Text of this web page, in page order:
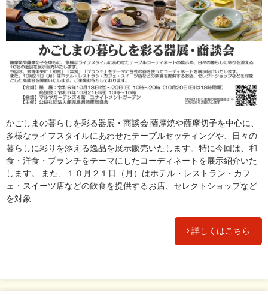
かごしまの暮らしを彩る器展・商談会 薩摩焼や薩摩切子を中心に、
多様なライフスタイルにあわせたテーブルセッティングや、日々の
暮らしに彩りを添える逸品を展示販売いたします。特に今回は、和
食・洋食・ブランチをテーマにしたコーディネートを展示紹介いた
します。 また、１０月２１日（月）はホテル・レストラン・カフ
ェ・スイーツ店などの飲食を提供するお店、セレクトショップなど
を対象...
詳しくはこちら